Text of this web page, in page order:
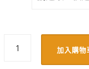
Lumen
加入購物